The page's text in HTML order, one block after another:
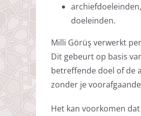
doeleinden.
Milli Görüş verwerkt
Dit gebeurt op basis
betreffende doel of de
zonder je
Het kan voorkomen